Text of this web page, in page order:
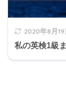
2020年8月19
私の英検1級